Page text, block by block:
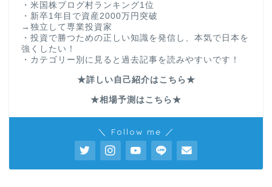
・米国株ブログ村ランキング1位
・新卒1年目で資産2000万円突破
→独立して専業投資家
・投資で勝つための正しい知識を発信し、本気で日本を
強くしたい！
・カテゴリー別に見ると過去記事を読みやすいです！
★詳しい自己紹介はこちら★
★相場予測はこちら★
＼ Follow me ／